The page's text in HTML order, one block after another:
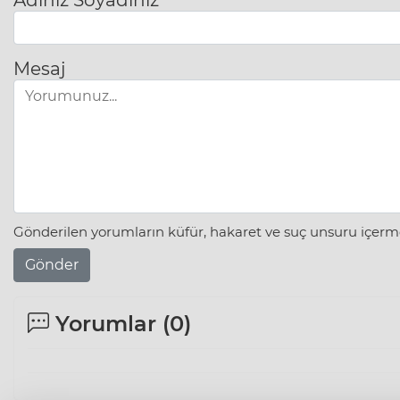
Mesaj
Gönderilen yorumların küfür, hakaret ve suç unsuru
Gönder
Yorumlar (0)